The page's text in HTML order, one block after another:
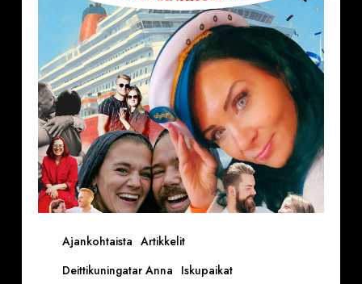
Ajankohtaista Artikkelit
Deittikuningatar Anna Iskupaikat